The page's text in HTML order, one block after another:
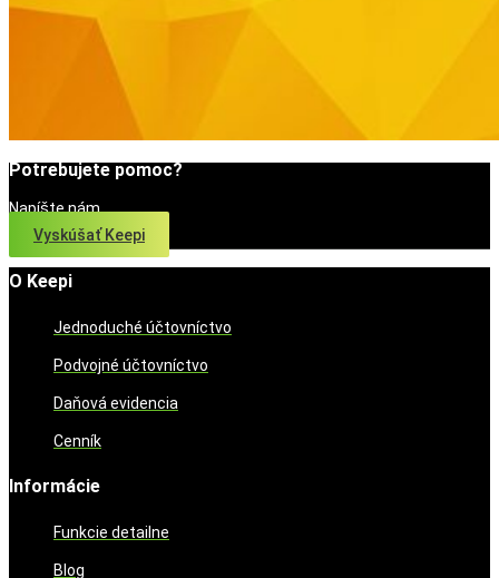
Potrebujete pomoc?
Napíšte nám
Vyskúšať Keepi
O Keepi
Jednoduché účtovníctvo
Podvojné účtovníctvo
Daňová evidencia
Cenník
Informácie
Funkcie detailne
Blog